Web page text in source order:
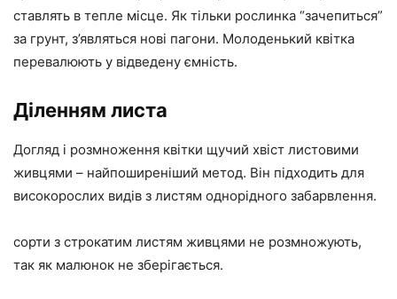
ставлять в тепле місце. Як тільки рослинка “зачепиться”
за грунт, з’являться нові пагони. Молоденький квітка
перевалюють у відведену ємність.
Діленням листа
Догляд і розмноження квітки щучий хвіст листовими
живцями – найпоширеніший метод. Він підходить для
високорослих видів з листям однорідного забарвлення.
сорти з строкатим листям живцями не розмножують,
так як малюнок не зберігається.